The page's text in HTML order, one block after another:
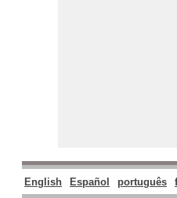
English Español português